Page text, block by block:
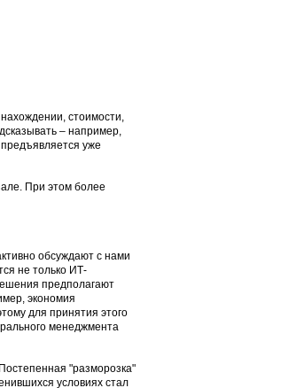
стоимости,
– например,
уже
При этом более
обсуждают с нами
не только ИТ-
предполагают
экономия
для принятия этого
менеджмента
"разморозка"
условиях стал